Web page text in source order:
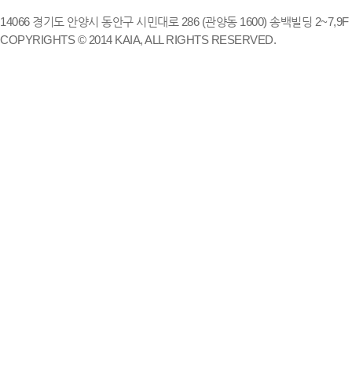
14066 경기도 안양시 동안구 시민대로 286 (관양동 1600) 송백빌딩
COPYRIGHTS © 2014 KAIA, ALL RIGHTS RESERVED.